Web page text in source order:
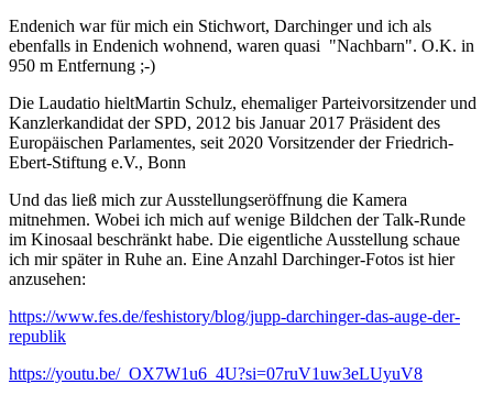
Endenich war für mich ein Stichwort, Darchinger und ich als
ebenfalls in Endenich wohnend, waren quasi "Nachbarn". O.K. in
950 m Entfernung ;-)
Die Laudatio hieltMartin Schulz, ehemaliger Parteivorsitzender und
Kanzlerkandidat der SPD, 2012 bis Januar 2017 Präsident des
Europäischen Parlamentes, seit 2020 Vorsitzender der Friedrich-
Ebert-Stiftung e.V., Bonn
Und das ließ mich zur Ausstellungseröffnung die Kamera
mitnehmen. Wobei ich mich auf wenige Bildchen der Talk-Runde
im Kinosaal beschränkt habe. Die eigentliche Ausstellung schaue
ich mir später in Ruhe an. Eine Anzahl Darchinger-Fotos ist hier
anzusehen:
https://www.fes.de/feshistory/blog/jupp-darchinger-das-auge-der-
republik
https://youtu.be/_OX7W1u6_4U?si=07ruV1uw3eLUyuV8